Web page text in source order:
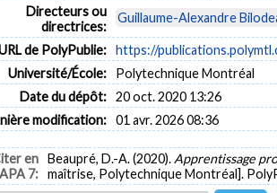
Directeurs ou
directrices:
Guillaume-Alexandre
de PolyPublie: https://
Université/École:
Polytechnique Montréal
Date du dépôt: 20 oct. 2020 13:26
modification: 01 avr. 2026 08:36
en
APA 7:
Beaupré, D.-A. (2020). Apprentissage
maîtrise, Polytechnique Montréal].